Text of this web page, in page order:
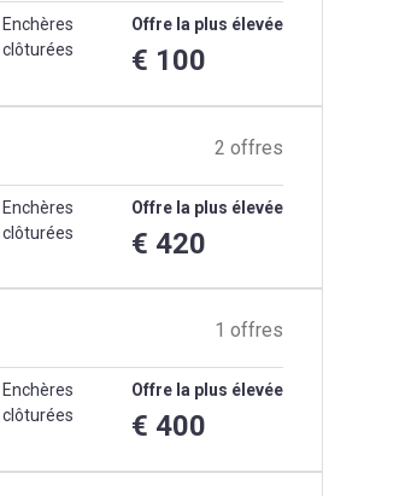
Enchères
clôturées
Offre la plus élevée
€ 100
2 offres
Enchères
clôturées
Offre la plus élevée
€ 420
1 offres
Enchères
clôturées
Offre la plus élevée
€ 400